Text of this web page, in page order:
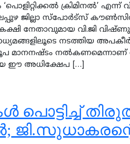
ക്രിമിനല്‍’ എന്ന്
ജില്ലാ സ്‌പോര്‍ട്‌സ്
നേതാവുമായ വി.ജി
നടത്തിയ
മാനനഷ്ടം നല്‍കണമെന്നാണ്
ഈ അധിക്ഷേപ […]